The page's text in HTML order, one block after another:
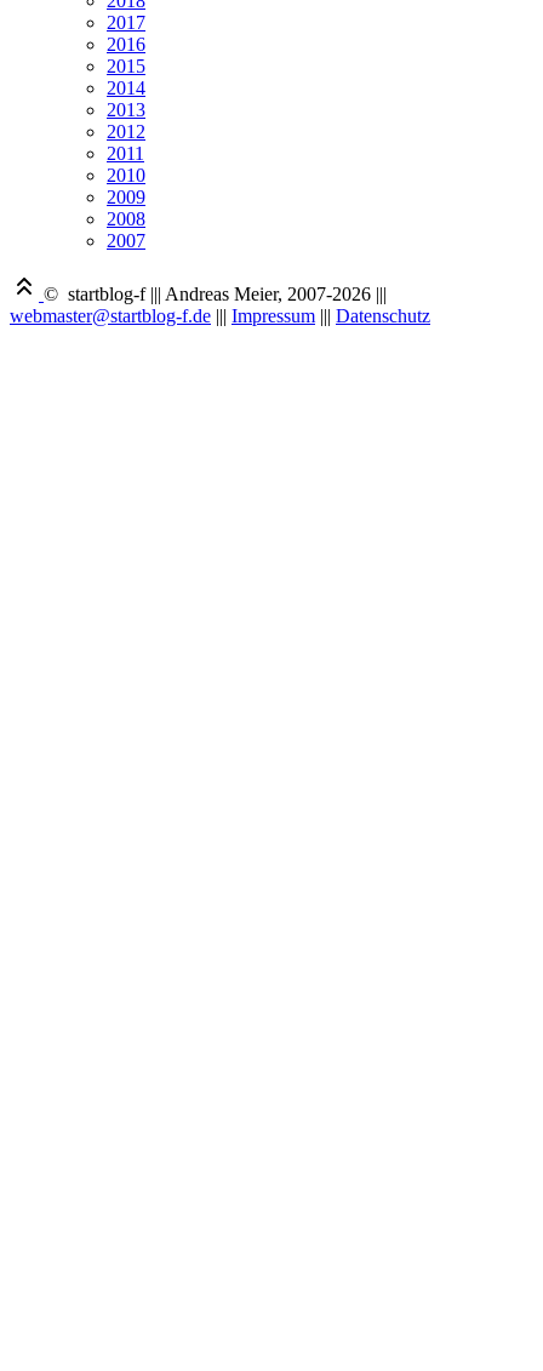
2017
2016
2015
2014
2013
2012
2011
2010
2009
2008
2007
© startblog-f ||| Andreas Meier, 2007-2026 |||
webmaster@startblog-f.de ||| Impressum ||| Datenschutz